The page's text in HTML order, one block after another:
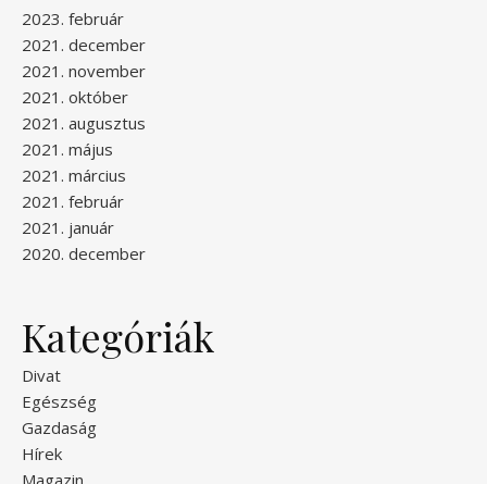
2023. február
2021. december
2021. november
2021. október
2021. augusztus
2021. május
2021. március
2021. február
2021. január
2020. december
Kategóriák
Divat
Egészség
Gazdaság
Hírek
Magazin